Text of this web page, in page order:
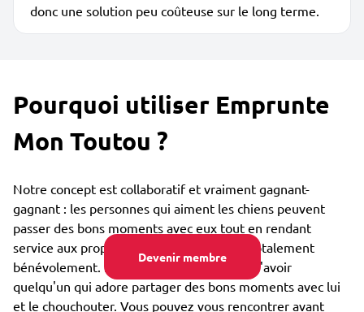
Devenir membre
donc une solution peu coûteuse sur le long terme.
Pourquoi utiliser Emprunte
Mon Toutou ?
Notre concept est collaboratif et vraiment gagnant-
gagnant : les personnes qui aiment les chiens peuvent
passer des bons moments avec eux tout en rendant
service aux propriétaires de ces toutous, totalement
bénévolement. Le toutou est lui heureux d'avoir
quelqu'un qui adore partager des bons moments avec lui
et le chouchouter. Vous pouvez vous rencontrer avant